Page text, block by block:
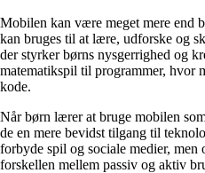
Mobilen kan være meget mere end
kan bruges til at lære, udforske og
der styrker børns nysgerrighed og
matematikspil til programmer, hvor
kode.
Når børn lærer at bruge mobilen
de en mere bevidst tilgang til
forbyde spil og sociale medier, men
forskellen mellem passiv og aktiv